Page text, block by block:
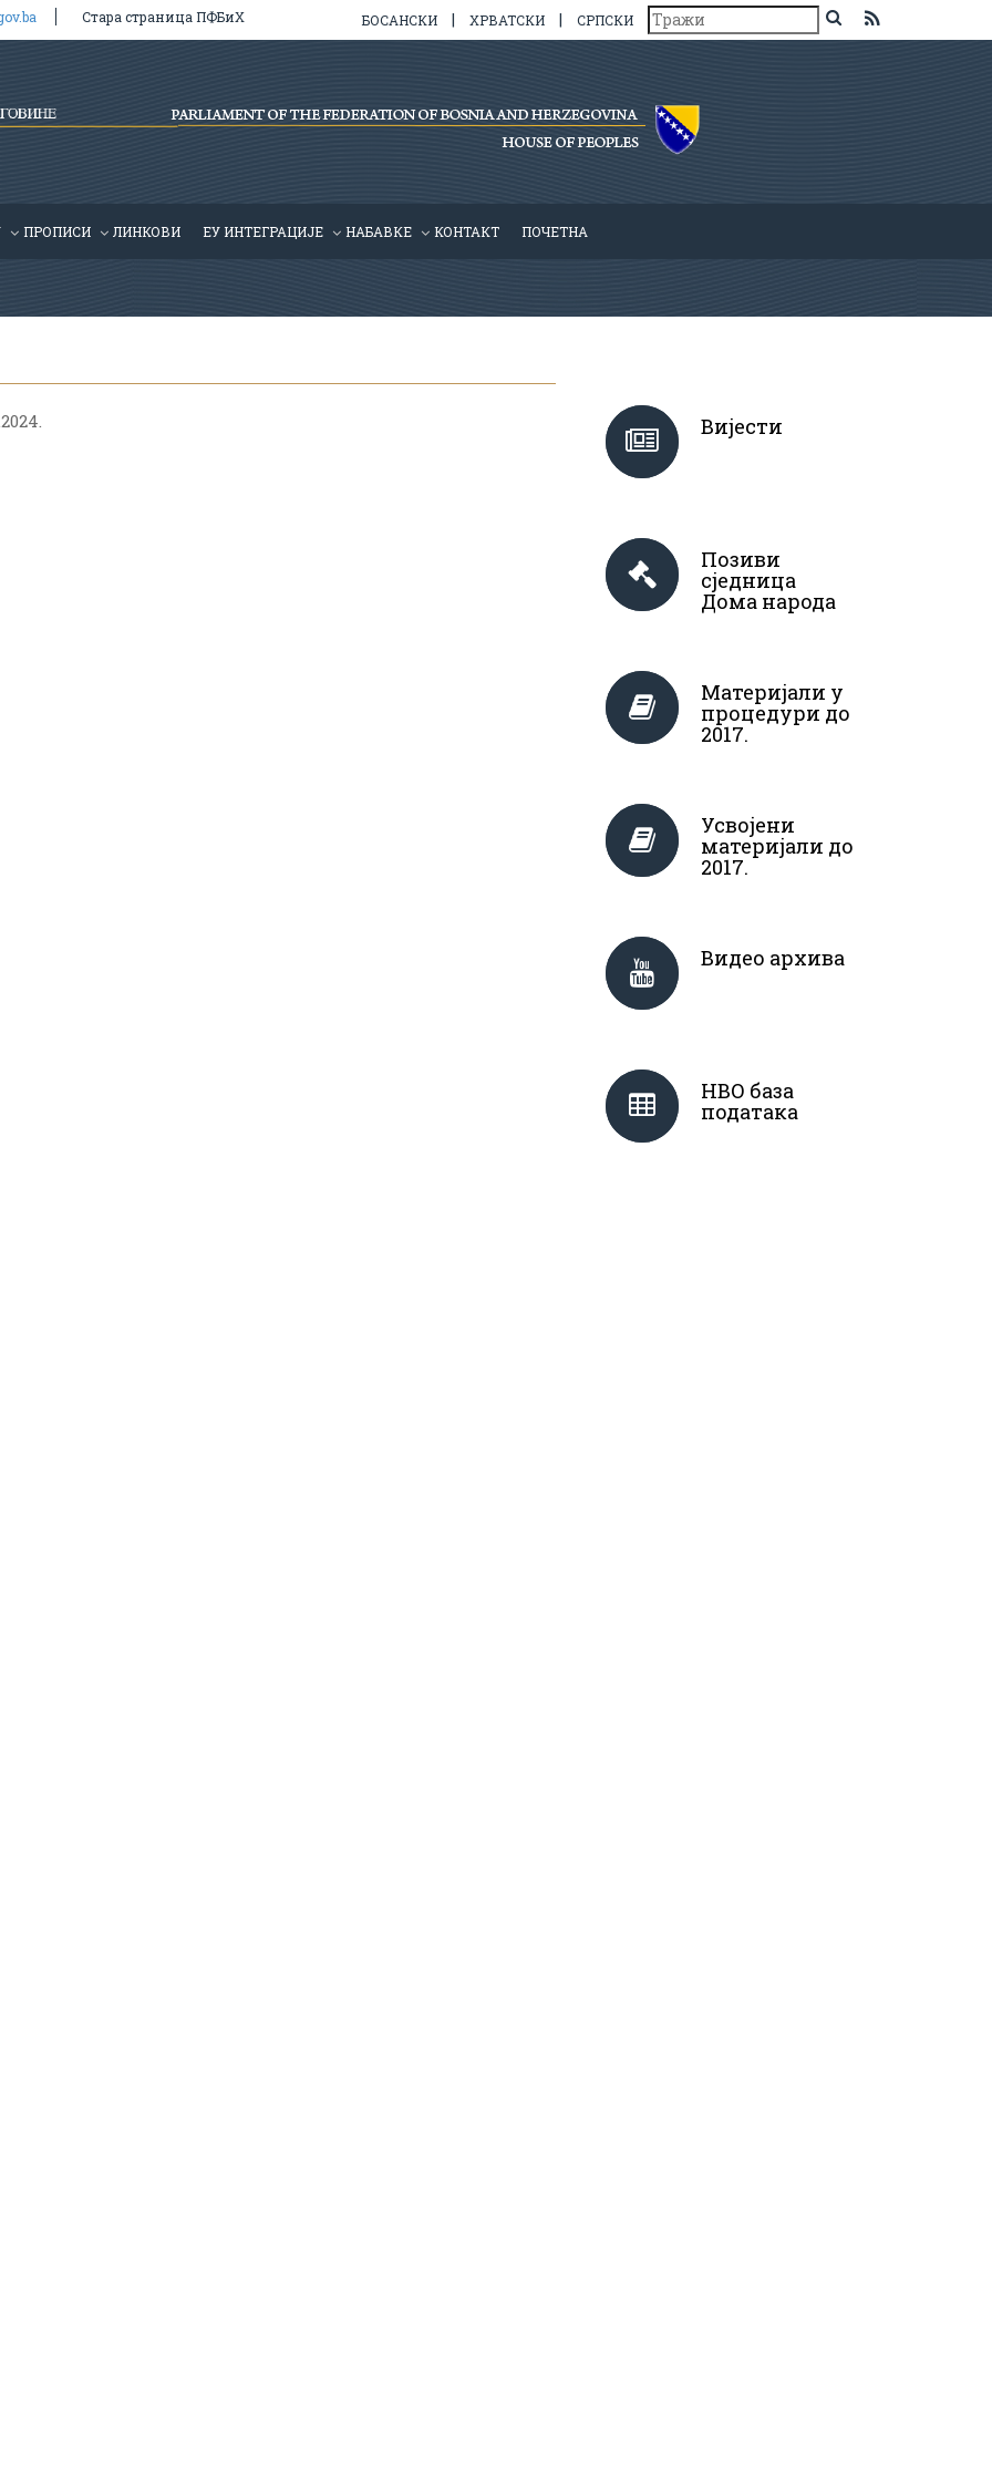
Стара страница ПФБиХ БОСАНСКИ | ХРВАТСКИ | СРПСКИ
ПРОПИСИ ЛИНКОВИ ЕУ ИНТЕГРАЦИЈЕ HАБАВКЕ КОНТАКТ ПОЧЕТНА
Вијести
Позиви
сједница
Дома народа
Материјали у
процедури до
2017.
Усвојени
материјали до
2017.
Видео архива
НВО база
података